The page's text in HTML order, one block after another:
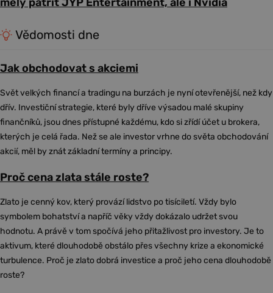
Vědomosti dne
Jak obchodovat s akciemi
Svět velkých financí a tradingu na burzách je nyní otevřenější, než kdy
dřív. Investiční strategie, které byly dříve výsadou malé skupiny
finančníků, jsou dnes přístupné každému, kdo si zřídí účet u brokera,
kterých je celá řada. Než se ale investor vrhne do světa obchodování
akcií, měl by znát základní termíny a principy.
Proč cena zlata stále roste?
Zlato je cenný kov, který provází lidstvo po tisíciletí. Vždy bylo
symbolem bohatství a napříč věky vždy dokázalo udržet svou
hodnotu. A právě v tom spočívá jeho přitažlivost pro investory. Je to
aktivum, které dlouhodobě obstálo přes všechny krize a ekonomické
turbulence. Proč je zlato dobrá investice a proč jeho cena dlouhodobě
roste?